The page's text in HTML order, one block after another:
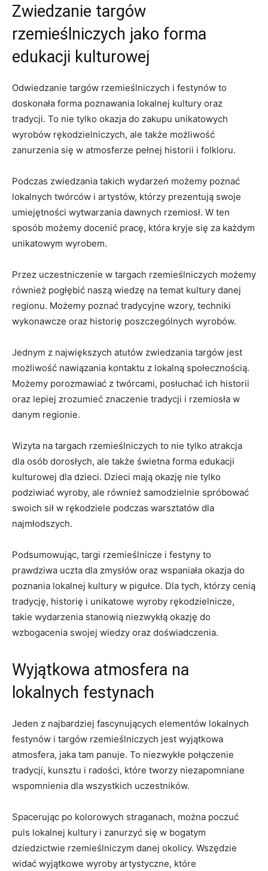
Zwiedzanie ⁣targów
rzemieślniczych jako forma
edukacji kulturowej
Odwiedzanie ⁢targów rzemieślniczych i festynów to
doskonała forma poznawania lokalnej kultury oraz
tradycji. To nie tylko okazja‍ do⁤ zakupu unikatowych
wyrobów‍ rękodzielniczych, ale także ​możliwość
zanurzenia się w atmosferze pełnej historii i folkloru.
Podczas zwiedzania takich wydarzeń możemy ‍poznać
lokalnych twórców i artystów, którzy ​prezentują swoje
umiejętności wytwarzania dawnych rzemiosł. W ten
sposób możemy docenić pracę, która kryje się za każdym
unikatowym wyrobem.
Przez uczestniczenie w targach rzemieślniczych możemy
​również pogłębić naszą wiedzę na ⁤temat kultury danej
regionu. Możemy poznać tradycyjne ⁣wzory, techniki
wykonawcze oraz historię poszczególnych wyrobów.
Jednym z największych atutów zwiedzania targów jest
możliwość nawiązania kontaktu‍ z lokalną społecznością.
Możemy porozmawiać z twórcami, posłuchać⁤ ich historii
oraz lepiej zrozumieć znaczenie‌ tradycji i rzemiosła ⁣w
⁤danym ‍regionie.
Wizyta⁢ na targach rzemieślniczych to nie tylko atrakcja
dla osób dorosłych, ‌ale także świetna forma edukacji
kulturowej dla dzieci. Dzieci mają okazję nie tylko
podziwiać wyroby, ale również samodzielnie spróbować
swoich sił w rękodziele podczas‌ warsztatów dla
najmłodszych.
Podsumowując, targi rzemieślnicze ‍i festyny to
prawdziwa uczta dla ⁣zmysłów ⁣oraz wspaniała okazja do
poznania ‍lokalnej kultury w pigułce. Dla tych, którzy cenią
tradycję,⁢ historię i unikatowe wyroby rękodzielnicze,
‌takie wydarzenia stanowią niezwykłą okazję do
wzbogacenia swojej wiedzy⁢ oraz doświadczenia.
Wyjątkowa atmosfera na
lokalnych festynach
Jeden z najbardziej fascynujących elementów lokalnych
festynów i targów rzemieślniczych jest wyjątkowa
atmosfera, jaka tam panuje. To niezwykłe połączenie
tradycji, kunsztu i radości, które tworzy niezapomniane
wspomnienia dla wszystkich uczestników.
Spacerując po kolorowych straganach, można poczuć
puls lokalnej kultury ‍i zanurzyć się w bogatym
dziedzictwie rzemieślniczym danej okolicy. Wszędzie
widać wyjątkowe wyroby artystyczne, które